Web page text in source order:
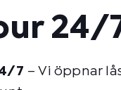
24/
7 – Vi öppnar